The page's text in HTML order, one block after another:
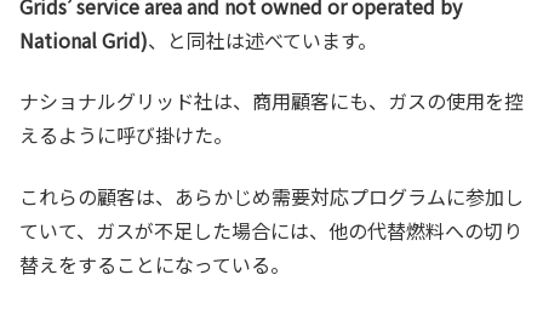
Grids’ service area and not owned or operated by
National Grid)、と同社は述べています。
ナショナルグリッド社は、商用顧客にも、ガスの使用を控
えるように呼び掛けた。
これらの顧客は、あらかじめ需要対応プログラムに参加し
ていて、ガスが不足した場合には、他の代替燃料への切り
替えをすることになっている。